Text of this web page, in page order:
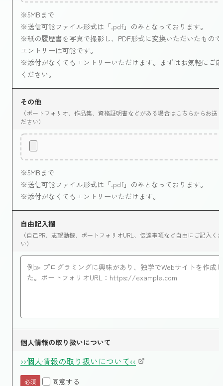
※5MBまで
※送信可能ファイル形式は「.pdf」のみとなっております。
※紙の履歴書を写真で撮影し、PDF形式に変換いただいたもの
エントリーは可能です。
※添付がなくてもエントリーいただけます。まずはお気軽にご
ください。
その他
（ポートフォリオ、作品集、資格証明書などがある場合はこちらからお送
ださい）
※5MBまで
※送信可能ファイル形式は「.pdf」のみとなっております。
※添付がなくてもエントリーいただけます。
自由記入欄
（自己PR、志望動機、ポートフォリオURL、伝達事項など自由にご記入く
い）
個人情報の取り扱いについて
››個人情報の取り扱いについて‹‹
必須 同意する